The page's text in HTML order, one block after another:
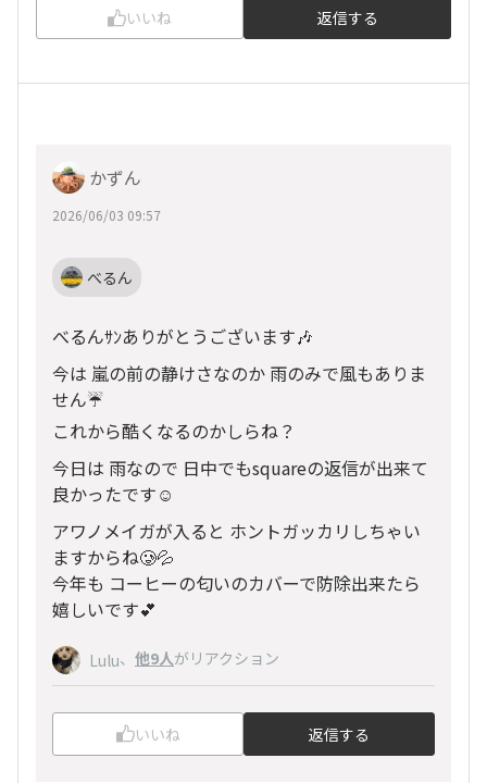
いいね 返信する
かずん
2026/06/03 09:57
べるん
べるんｻﾝありがとうございます🎶
今は 嵐の前の静けさなのか 雨のみで風もありま
せん☔️
これから酷くなるのかしらね？
今日は 雨なので 日中でもsquareの返信が出来て
良かったです☺️
アワノメイガが入ると ホントガッカリしちゃい
ますからね🥲💦
今年も コーヒーの匂いのカバーで防除出来たら
嬉しいです💕
Lulu、 他9人がリアクション
いいね 返信する